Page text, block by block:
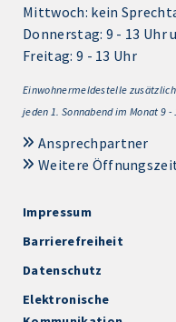
Mittwoch: kein
Donnerstag: 9 - 13 Uhr
Freitag: 9 - 13 Uhr
Einwohnermeldestelle zusätzlich
jeden 1. Sonnabend im Monat 9 -
Ansprechpartner
Weitere
Impressum
Barrierefreiheit
Datenschutz
Elektronische